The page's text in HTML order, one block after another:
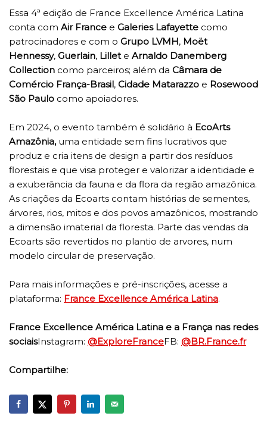
Essa 4ª edição de France Excellence América Latina
conta com Air France e Galeries Lafayette como
patrocinadores e com o Grupo LVMH, Moët
Hennessy, Guerlain, Lillete Arnaldo Danemberg
Collection como parceiros; além da Câmara de
Comércio França-Brasil, Cidade Matarazzo e Rosewood
São Paulo como apoiadores.
Em 2024, o evento também é solidário à EcoArts
Amazônia, uma entidade sem fins lucrativos que
produz e cria itens de design a partir dos resíduos
florestais e que visa proteger e valorizar a identidade e
a exuberância da fauna e da flora da região amazônica.
As criações da Ecoarts contam histórias de sementes,
árvores, rios, mitos e dos povos amazônicos, mostrando
a dimensão imaterial da floresta. Parte das vendas da
Ecoarts são revertidos no plantio de arvores, num
modelo circular de preservação.
Para mais informações e pré-inscrições, acesse a
plataforma: France Excellence América Latina.
France Excellence América Latina e a França nas redes
sociaisInstagram: @ExploreFranceFB: @BR.France.fr
Compartilhe: